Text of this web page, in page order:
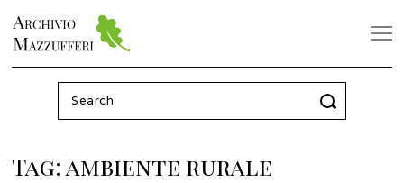
Search
for:
Tag:ambiente rurale